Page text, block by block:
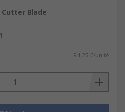
Cutter Blade
34,25 €/unité